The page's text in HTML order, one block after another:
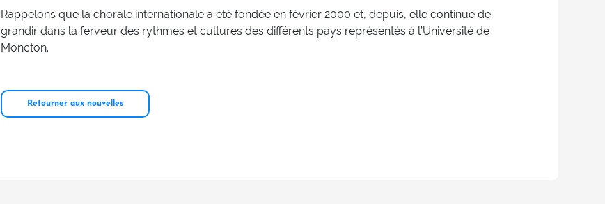
Rappelons que la chorale internationale a été fondée en février 2000 et, depuis, elle continue de
grandir dans la ferveur des rythmes et cultures des différents pays représentés à l’Université de
Moncton.
Retourner aux nouvelles